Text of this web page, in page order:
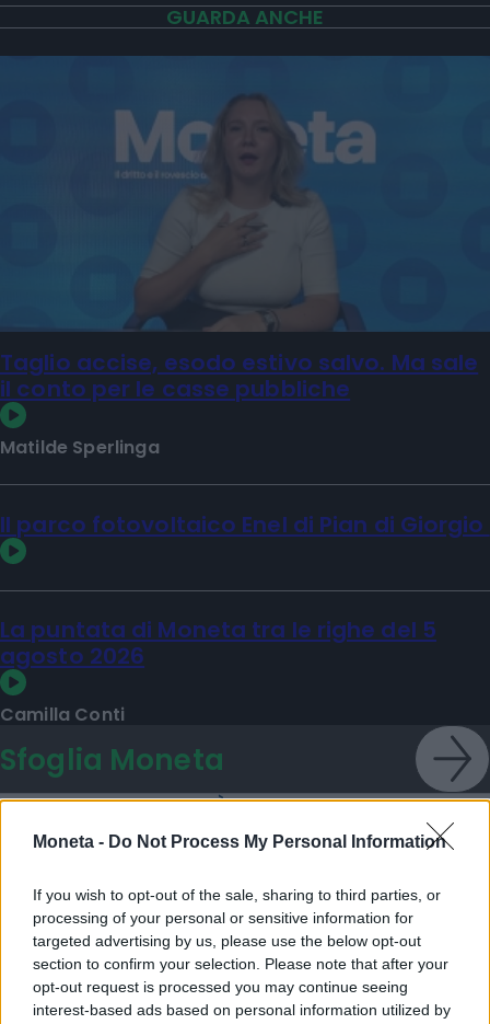
Moneta - Do Not Process My Personal Information
If you wish to opt-out of the sale, sharing to third parties, or
processing of your personal or sensitive information for
targeted advertising by us, please use the below opt-out
section to confirm your selection. Please note that after your
opt-out request is processed you may continue seeing
interest-based ads based on personal information utilized by
GUARDA ANCHE
Taglio accise, esodo estivo salvo. Ma sale
il conto per le casse pubbliche
Matilde Sperlinga
Il parco fotovoltaico Enel di Pian di Giorgio
La puntata di Moneta tra le righe del 5
agosto 2026
Camilla Conti
Sfoglia Moneta
PIÙ VIDEO